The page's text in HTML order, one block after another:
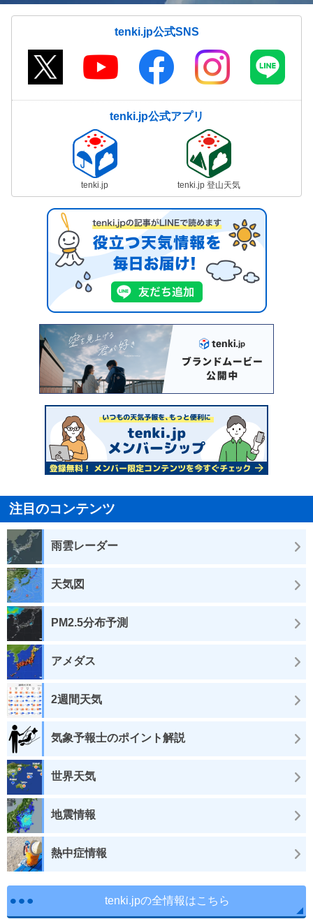
tenki.jp公式SNS
tenki.jp公式アプリ
tenki.jp tenki.jp 登山天気
注目のコンテンツ
雨雲レーダー
天気図
PM2.5分布予測
アメダス
2週間天気
気象予報士のポイント解説
世界天気
地震情報
熱中症情報
tenki.jpの全情報はこちら